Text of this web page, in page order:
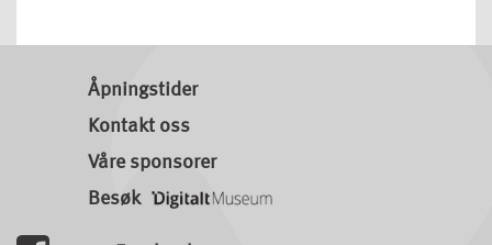
Åpningstider
Kontakt oss
Våre sponsorer
Besøk